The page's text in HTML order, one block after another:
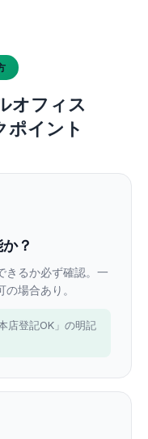
オフィス
ポイント
？
きるか必ず確認。一
場合あり。
店登記OK」の明記